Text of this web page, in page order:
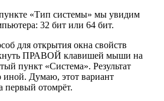
«Тип системы» мы увидим
32 бит или 64 бит.
для открытия окна свойств
ПРАВОЙ клавишей мыши на
пункт «Система». Результат
иной. Думаю, этот вариант
первый отомрёт.